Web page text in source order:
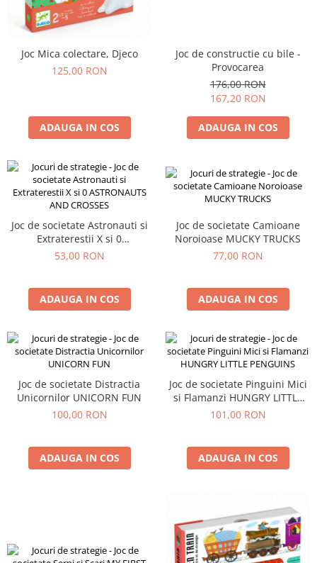
Joc Mica colectare, Djeco
125,00 RON
ADAUGA IN COS
Joc de constructie cu bile -
Provocarea
176,00 RON
167,20 RON
ADAUGA IN COS
Joc de societate Astronauti si
Extraterestii X si 0
ASTRONAUTS AND CROSSES
53,00 RON
ADAUGA IN COS
Joc de societate Camioane
Noroioase MUCKY TRUCKS
77,00 RON
ADAUGA IN COS
Joc de societate Distractia
Unicornilor UNICORN FUN
100,00 RON
ADAUGA IN COS
Joc de societate Pinguini Mici
si Flamanzi HUNGRY LITTLE
PENGUINS
101,00 RON
ADAUGA IN COS